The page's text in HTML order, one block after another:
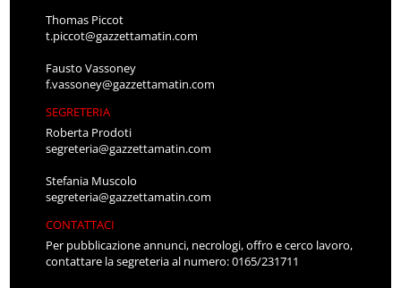
Thomas Piccot
t.piccot@gazzettamatin.com
Fausto Vassoney
f.vassoney@gazzettamatin.com
SEGRETERIA
Roberta Prodoti
segreteria@gazzettamatin.com
Stefania Muscolo
segreteria@gazzettamatin.com
CONTATTACI
Per pubblicazione annunci, necrologi, offro e cerco lavoro,
contattare la segreteria al numero: 0165/231711